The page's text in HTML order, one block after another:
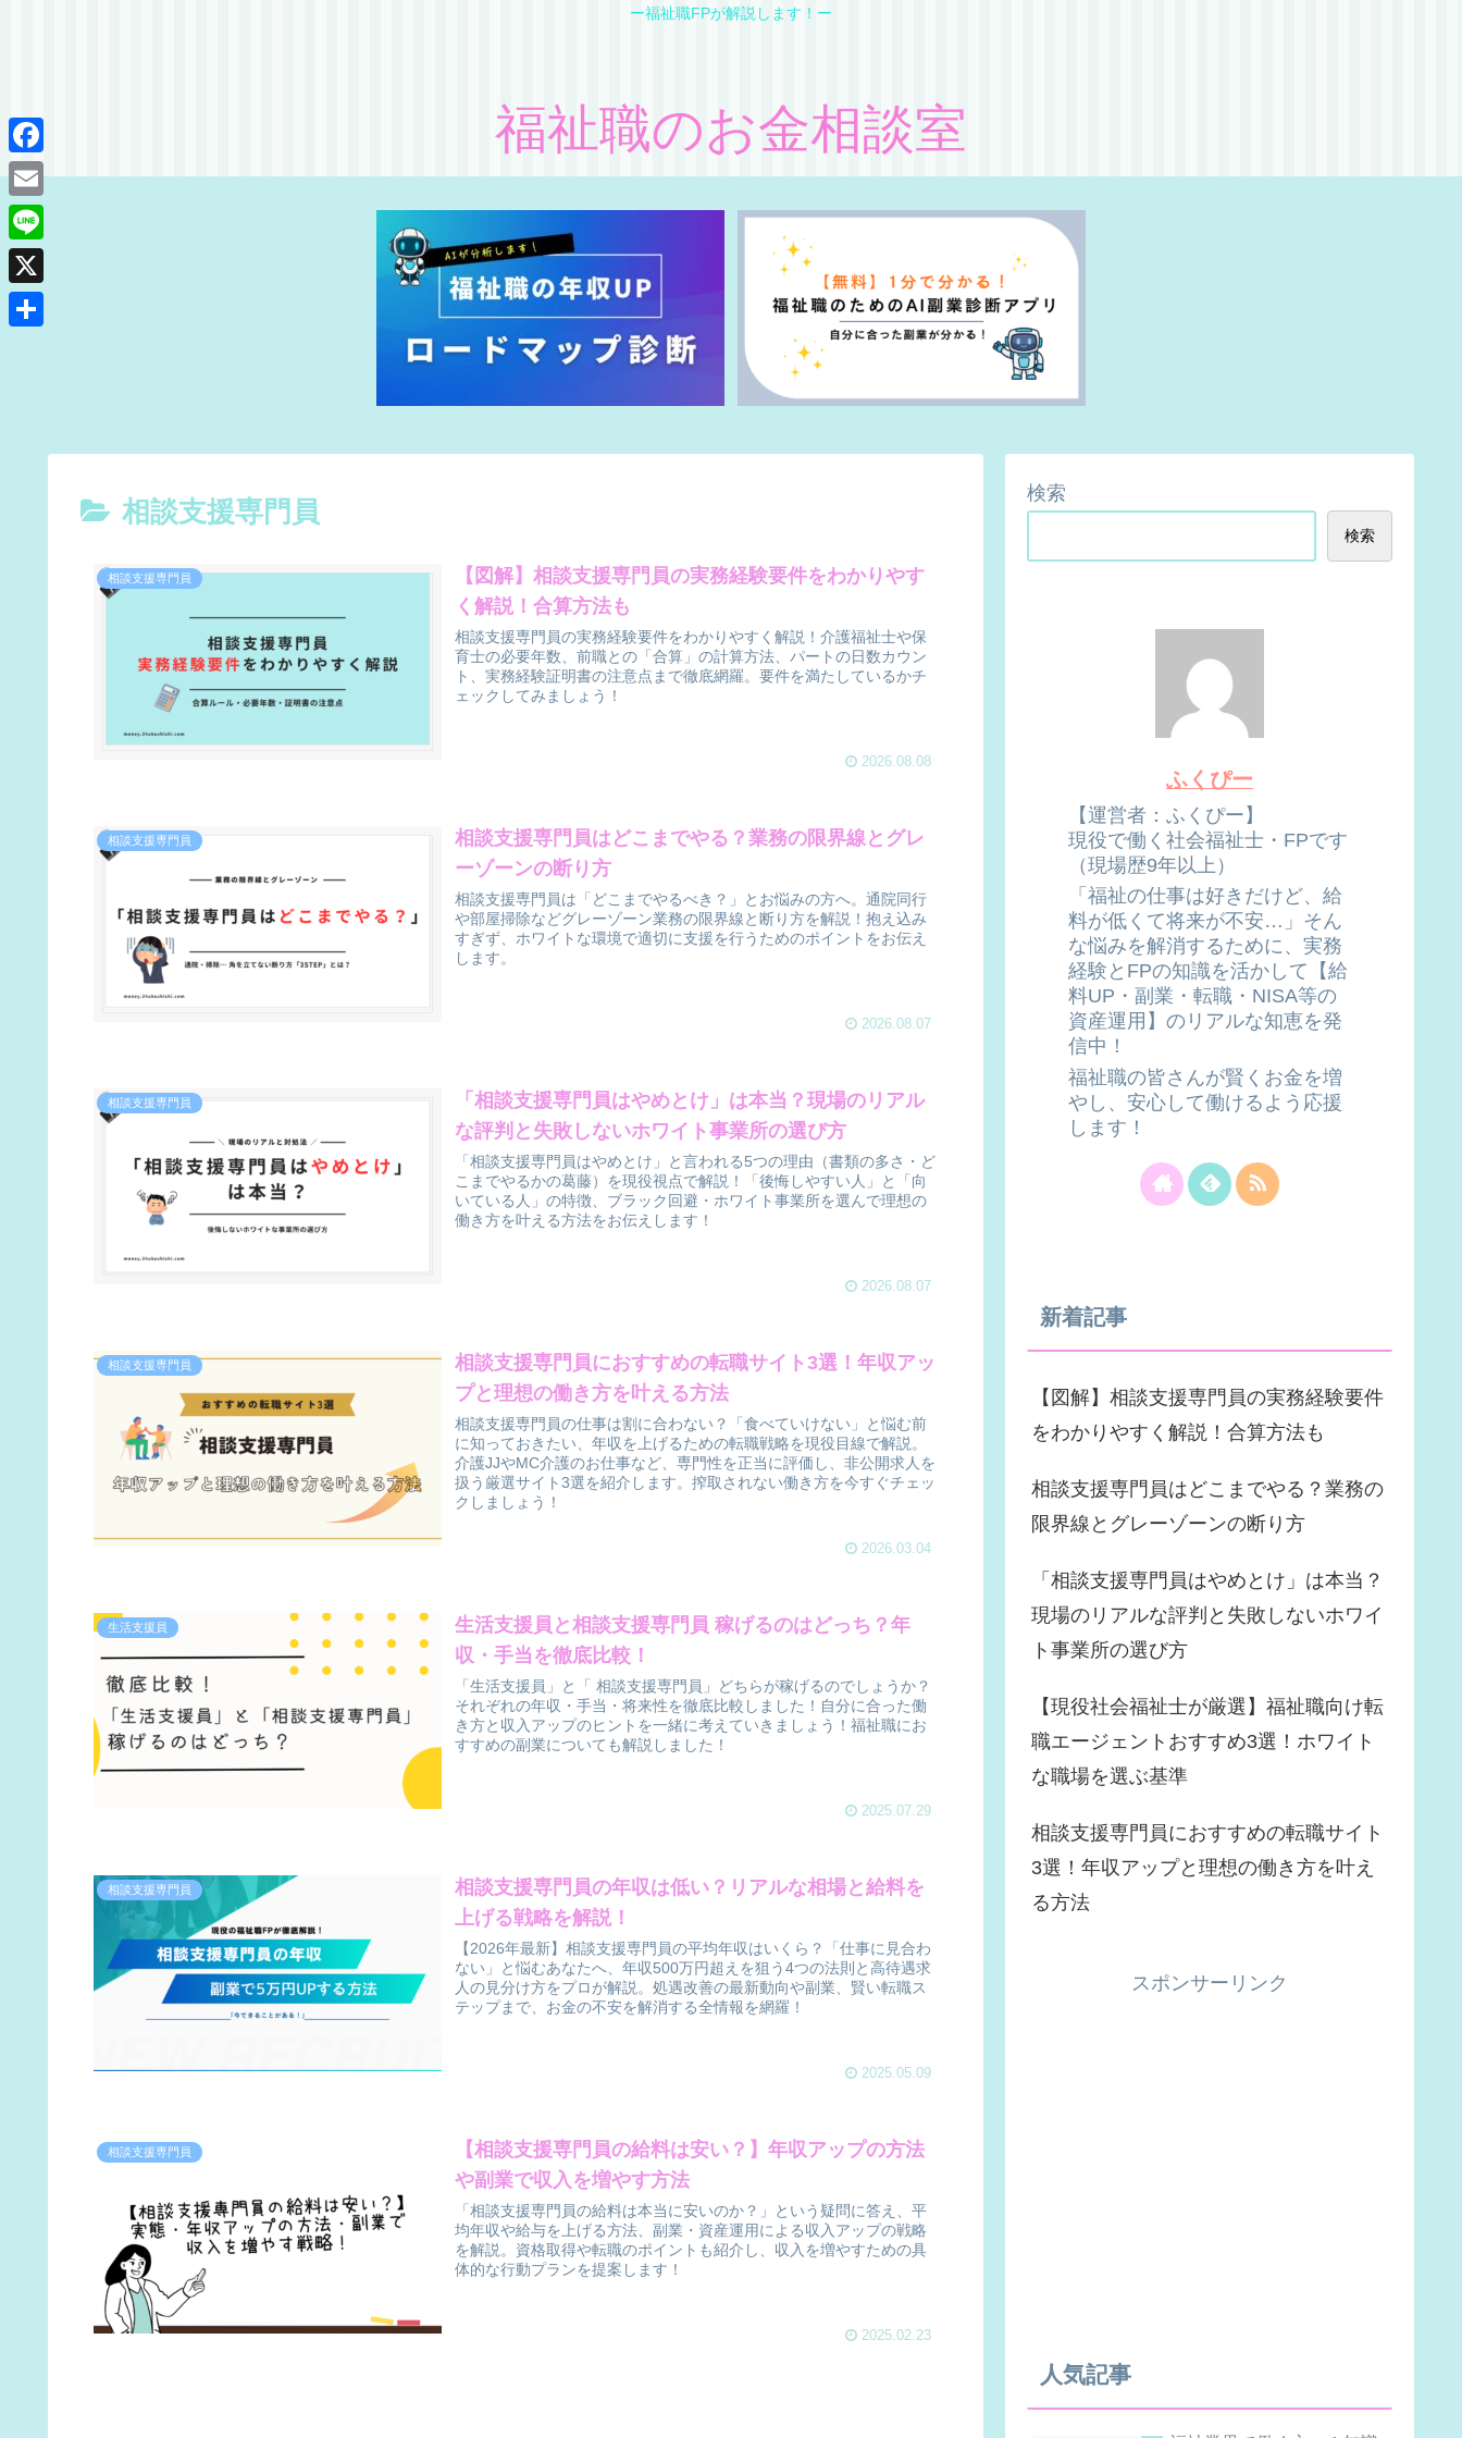
ー福祉職FPが解説します！ー
福祉職のお金相談室
相談支援専門員
相談支援専門員
【図解】相談支援専門員の実務経験要件をわかりやす
く解説！合算方法も
相談支援専門員の実務経験要件をわかりやすく解説！介護福祉士や保
育士の必要年数、前職との「合算」の計算方法、パートの日数カウン
ト、実務経験証明書の注意点まで徹底網羅。要件を満たしているかチ
ェックしてみましょう！
2026.08.08
相談支援専門員
相談支援専門員はどこまでやる？業務の限界線とグレ
ーゾーンの断り方
相談支援専門員は「どこまでやるべき？」とお悩みの方へ。通院同行
や部屋掃除などグレーゾーン業務の限界線と断り方を解説！抱え込み
すぎず、ホワイトな環境で適切に支援を行うためのポイントをお伝え
します。
2026.08.07
相談支援専門員
「相談支援専門員はやめとけ」は本当？現場のリアル
な評判と失敗しないホワイト事業所の選び方
「相談支援専門員はやめとけ」と言われる5つの理由（書類の多さ・ど
こまでやるかの葛藤）を現役視点で解説！「後悔しやすい人」と「向
いている人」の特徴、ブラック回避・ホワイト事業所を選んで理想の
働き方を叶える方法をお伝えします！
2026.08.07
相談支援専門員
相談支援専門員におすすめの転職サイト3選！年収アッ
プと理想の働き方を叶える方法
相談支援専門員の仕事は割に合わない？「食べていけない」と悩む前
に知っておきたい、年収を上げるための転職戦略を現役目線で解説。
介護JJやMC介護のお仕事など、専門性を正当に評価し、非公開求人を
扱う厳選サイト3選を紹介します。搾取されない働き方を今すぐチェッ
クしましょう！
2026.03.04
生活支援員
生活支援員と相談支援専門員 稼げるのはどっち？年
収・手当を徹底比較！
「生活支援員」と「 相談支援専門員」どちらが稼げるのでしょうか？
それぞれの年収・手当・将来性を徹底比較しました！自分に合った働
き方と収入アップのヒントを一緒に考えていきましょう！福祉職にお
すすめの副業についても解説しました！
2025.07.29
相談支援専門員
相談支援専門員の年収は低い？リアルな相場と給料を
上げる戦略を解説！
【2026年最新】相談支援専門員の平均年収はいくら？「仕事に見合わ
ない」と悩むあなたへ、年収500万円超えを狙う4つの法則と高待遇求
人の見分け方をプロが解説。処遇改善の最新動向や副業、賢い転職ス
テップまで、お金の不安を解消する全情報を網羅！
2025.05.09
相談支援専門員
【相談支援専門員の給料は安い？】年収アップの方法
や副業で収入を増やす方法
「相談支援専門員の給料は本当に安いのか？」という疑問に答え、平
均年収や給与を上げる方法、副業・資産運用による収入アップの戦略
を解説。資格取得や転職のポイントも紹介し、収入を増やすための具
体的な行動プランを提案します！
2025.02.23
検索
検索
ふくぴー
【運営者：ふくぴー】
現役で働く社会福祉士・FPです
（現場歴9年以上）
「福祉の仕事は好きだけど、給
料が低くて将来が不安…」そん
な悩みを解消するために、実務
経験とFPの知識を活かして【給
料UP・副業・転職・NISA等の
資産運用】のリアルな知恵を発
信中！
福祉職の皆さんが賢くお金を増
やし、安心して働けるよう応援
します！
新着記事
【図解】相談支援専門員の実務経験要件
をわかりやすく解説！合算方法も
相談支援専門員はどこまでやる？業務の
限界線とグレーゾーンの断り方
「相談支援専門員はやめとけ」は本当？
現場のリアルな評判と失敗しないホワイ
ト事業所の選び方
【現役社会福祉士が厳選】福祉職向け転
職エージェントおすすめ3選！ホワイト
な職場を選ぶ基準
相談支援専門員におすすめの転職サイト
3選！年収アップと理想の働き方を叶え
る方法
スポンサーリンク
人気記事
F
a
c
e
b
E
m
a
i
L
i
n
X